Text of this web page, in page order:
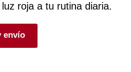
roja a tu rutina diaria.
envío